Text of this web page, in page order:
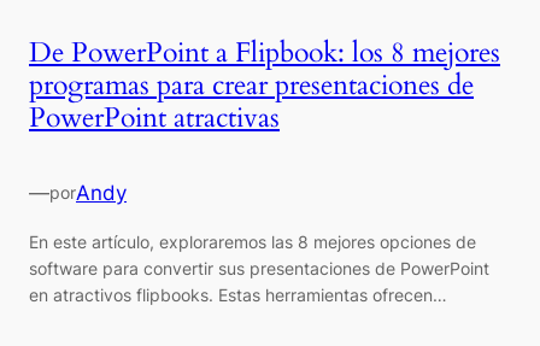
De PowerPoint a Flipbook: los 8 mejores
programas para crear presentaciones de
PowerPoint atractivas
—porAndy
En este artículo, exploraremos las 8 mejores opciones de
software para convertir sus presentaciones de PowerPoint
en atractivos flipbooks. Estas herramientas ofrecen…